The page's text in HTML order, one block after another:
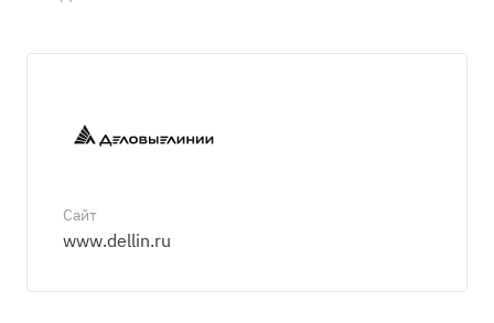
Сайт
www.dellin.ru